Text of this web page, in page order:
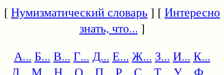
[Нумизматический словарь] [Интересно
знать, что... ]
А... Б... В... Г... Д... Е... Ж... З... И... К...